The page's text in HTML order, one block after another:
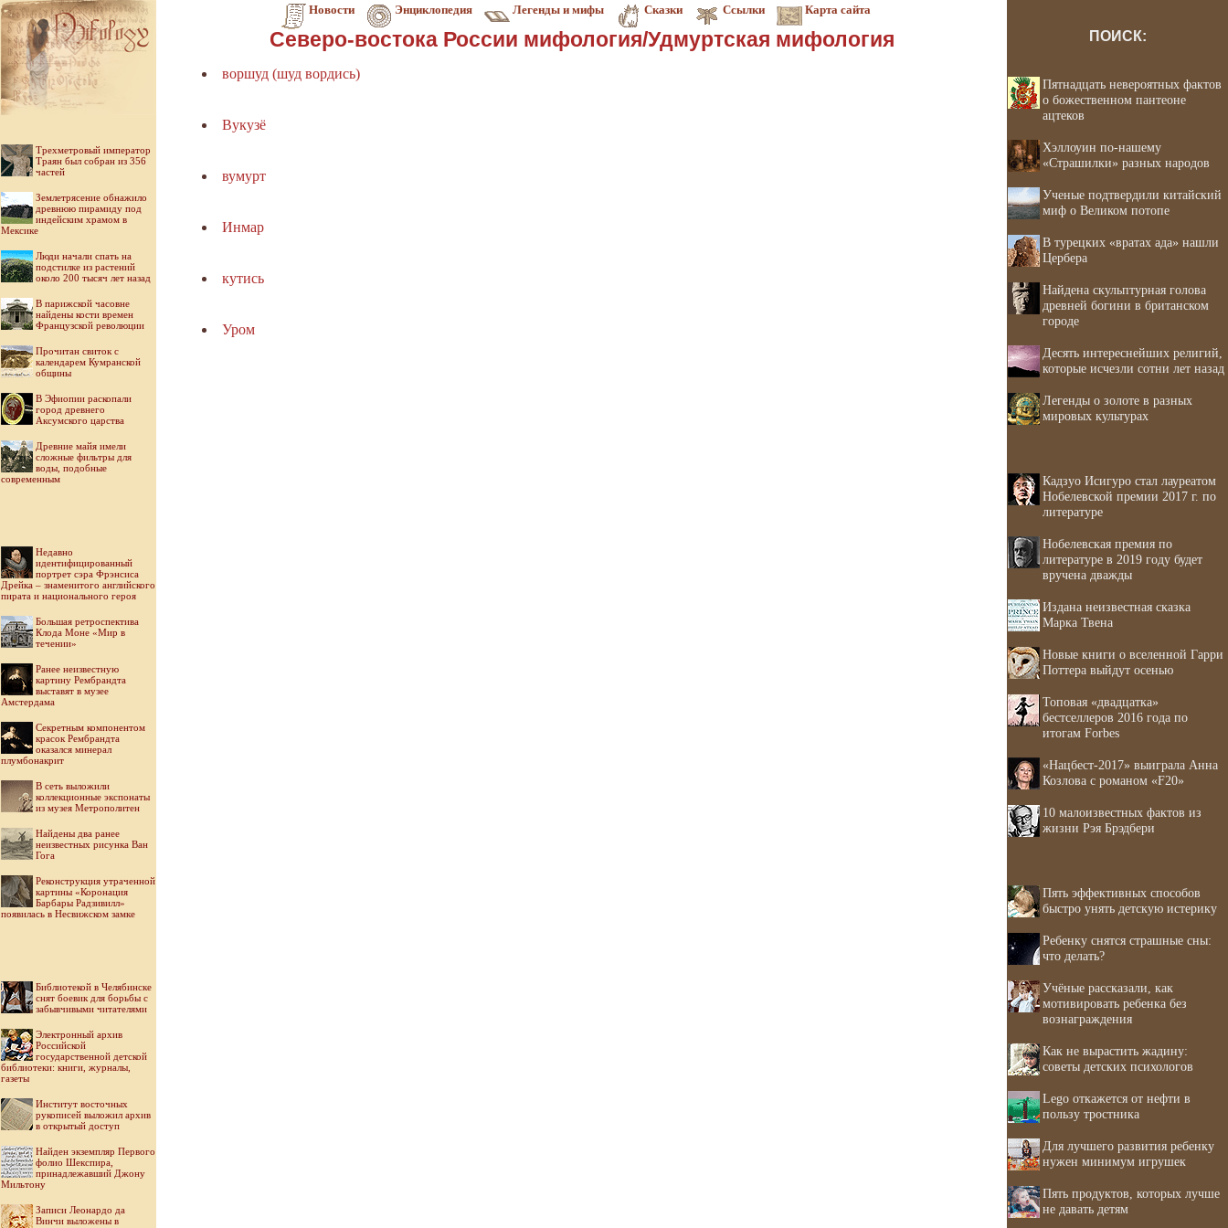
Новости Энциклопедия Легенды и мифы Сказки Ссылки Карта сайта
Трехметровый император
Траян был собран из 356
частей
Землетрясение обнажило
древнюю пирамиду под
индейским храмом в
Мексике
Люди начали спать на
подстилке из растений
около 200 тысяч лет назад
В парижской часовне
найдены кости времен
Французской революции
Прочитан свиток с
календарем Кумранской
общины
В Эфиопии раскопали
город древнего
Аксумского царства
Древние майя имели
сложные фильтры для
воды, подобные
современным
Недавно
идентифицированный
портрет сэра Фрэнсиса
Дрейка – знаменитого английского
пирата и национального героя
Большая ретроспектива
Клода Моне «Мир в
течении»
Ранее неизвестную
картину Рембрандта
выставят в музее
Амстердама
Секретным компонентом
красок Рембрандта
оказался минерал
плумбонакрит
В сеть выложили
коллекционные экспонаты
из музея Метрополитен
Найдены два ранее
неизвестных рисунка Ван
Гога
Реконструкция утраченной
картины «Коронация
Барбары Радзивилл»
появилась в Несвижском замке
Библиотекой в Челябинске
снят боевик для борьбы с
забывчивыми читателями
Электронный архив
Российской
государственной детской
библиотеки: книги, журналы,
газеты
Институт восточных
рукописей выложил архив
в открытый доступ
Найден экземпляр Первого
фолио Шекспира,
принадлежавший Джону
Мильтону
Записи Леонардо да
Винчи выложены в
Северо-востока России мифология/Удмуртская мифология
воршуд (шуд вордись)
Вукузё
вумурт
Инмар
кутись
Уром
ПОИСК:
Пятнадцать невероятных фактов
о божественном пантеоне
ацтеков
Хэллоуин по-нашему
«Страшилки» разных народов
Ученые подтвердили китайский
миф о Великом потопе
В турецких «вратах ада» нашли
Цербера
Найдена скульптурная голова
древней богини в британском
городе
Десять интереснейших религий,
которые исчезли сотни лет назад
Легенды о золоте в разных
мировых культурах
Кадзуо Исигуро стал лауреатом
Нобелевской премии 2017 г. по
литературе
Нобелевская премия по
литературе в 2019 году будет
вручена дважды
Издана неизвестная сказка
Марка Твена
Новые книги о вселенной Гарри
Поттера выйдут осенью
Топовая «двадцатка»
бестселлеров 2016 года по
итогам Forbes
«Нацбест-2017» выиграла Анна
Козлова с романом «F20»
10 малоизвестных фактов из
жизни Рэя Брэдбери
Пять эффективных способов
быстро унять детскую истерику
Ребенку снятся страшные сны:
что делать?
Учёные рассказали, как
мотивировать ребенка без
вознаграждения
Как не вырастить жадину:
советы детских психологов
Lego откажется от нефти в
пользу тростника
Для лучшего развития ребенку
нужен минимум игрушек
Пять продуктов, которых лучше
не давать детям